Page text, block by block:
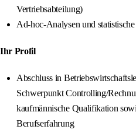
Vertriebsabteilung)
Ad-hoc-Analysen und
Ihr Profil
Abschluss in
Schwerpunkt Controlling/
kaufmännische Qualifikation
Berufserfahrung